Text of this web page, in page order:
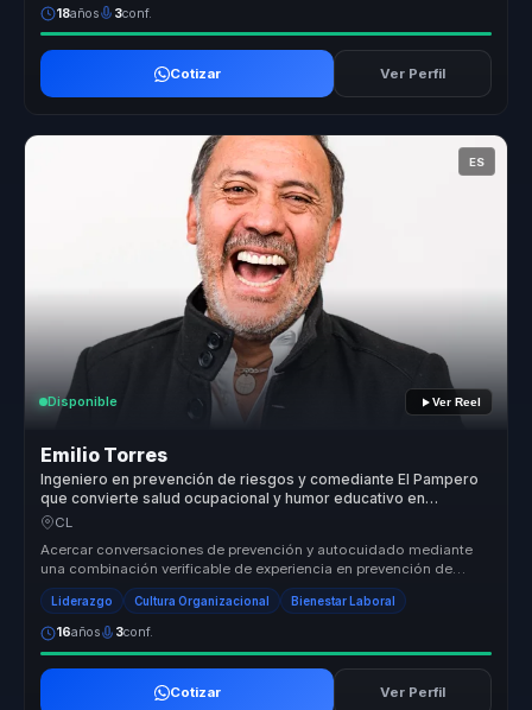
18años 3conf.
Cotizar Ver Perfil
ES
Disponible Ver Reel
Emilio Torres
Ingeniero en prevención de riesgos y comediante El Pampero
que convierte salud ocupacional y humor educativo en
atención, bienestar y autocuidado para equipos.
CL
Acercar conversaciones de prevención y autocuidado mediante
una combinación verificable de experiencia en prevención de
riesgos, humor y ...
Liderazgo Cultura Organizacional Bienestar Laboral
16años 3conf.
Cotizar Ver Perfil